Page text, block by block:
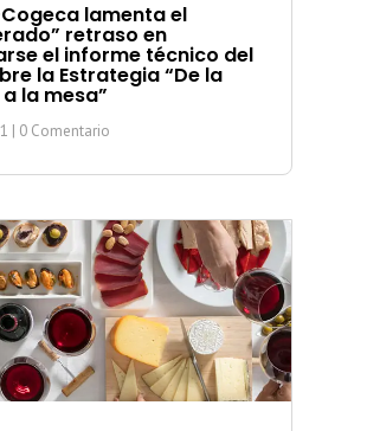
lamenta el
retraso en
el informe técnico del
la Estrategia “De la
la mesa”
| 0 Comentario